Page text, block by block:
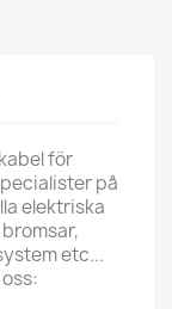
för
på
elektriska
etc...